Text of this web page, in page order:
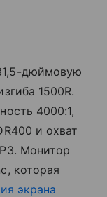
дюймовую
1500R.
4000:1,
и охват
Монитор
которая
экрана